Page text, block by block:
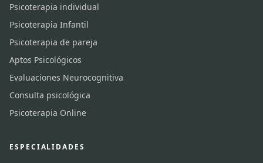
Psicoterapia individual
Psicoterapia Infantil
Psicoterapia de pareja
Aptos Psicológicos
Evaluaciones Neurocognitiva
Consulta psicológica
Psicoterapia Online
ESPECIALIDADES